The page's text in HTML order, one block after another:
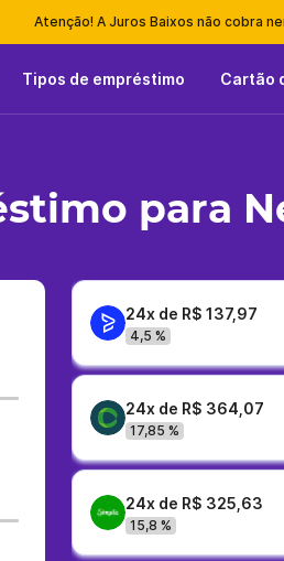
Atenção! A Juros Baixos não cobra
Tipos de empréstimo Cartão
para
24x de R$ 137,97
4,5 %
24x de R$ 364,07
17,85 %
24x de R$ 325,63
15,8 %